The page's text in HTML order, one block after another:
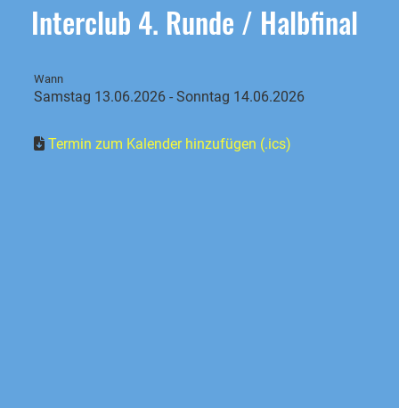
Interclub 4. Runde / Halbfinal
Wann
Samstag 13.06.2026 - Sonntag 14.06.2026
Termin zum Kalender hinzufügen (.ics)